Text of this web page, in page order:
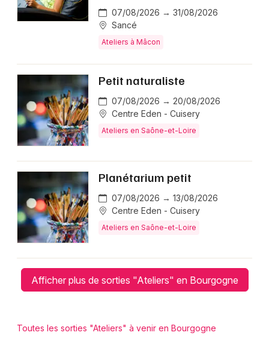
07/08/2026 → 31/08/2026
Sancé
Ateliers à Mâcon
Petit naturaliste
07/08/2026 → 20/08/2026
Centre Eden - Cuisery
Ateliers en Saône-et-Loire
Planétarium petit
07/08/2026 → 13/08/2026
Centre Eden - Cuisery
Ateliers en Saône-et-Loire
Afficher plus de sorties "Ateliers" en Bourgogne
Toutes les sorties "Ateliers" à venir en Bourgogne